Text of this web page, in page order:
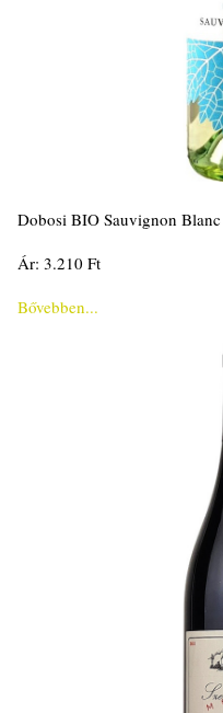
Dobosi BIO Sauvignon
Ár: 3.210 Ft
Bővebben...